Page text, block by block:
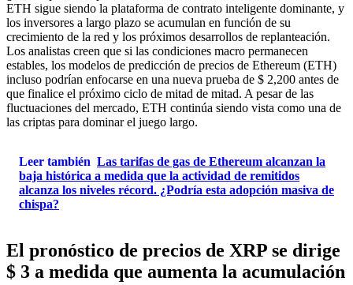
ETH sigue siendo la plataforma de contrato inteligente dominante, y
los inversores a largo plazo se acumulan en función de su
crecimiento de la red y los próximos desarrollos de replanteación.
Los analistas creen que si las condiciones macro permanecen
estables, los modelos de predicción de precios de Ethereum (ETH)
incluso podrían enfocarse en una nueva prueba de $ 2,200 antes de
que finalice el próximo ciclo de mitad de mitad. A pesar de las
fluctuaciones del mercado, ETH continúa siendo vista como una de
las criptas para dominar el juego largo.
Leer también Las tarifas de gas de Ethereum alcanzan la
baja histórica a medida que la actividad de remitidos
alcanza los niveles récord. ¿Podría esta adopción masiva de
chispa?
El pronóstico de precios de XRP se dirige
$ 3 a medida que aumenta la acumulación